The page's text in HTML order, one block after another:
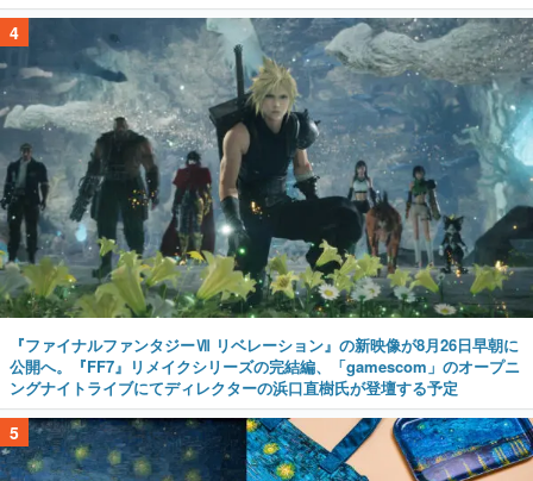
4
『ファイナルファンタジーⅦ リベレーション』の新映像が8月26日早朝に
公開へ。『FF7』リメイクシリーズの完結編、「gamescom」のオープニ
ングナイトライブにてディレクターの浜口直樹氏が登壇する予定
5